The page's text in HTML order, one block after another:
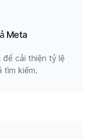
Meta
cải thiện tỷ lệ
tìm kiếm.